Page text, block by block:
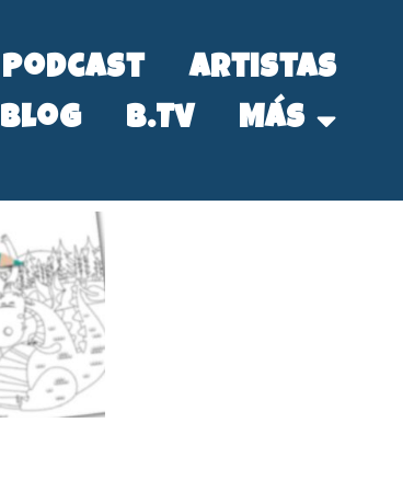
Podcast
Artistas
Blog B.Tv Más